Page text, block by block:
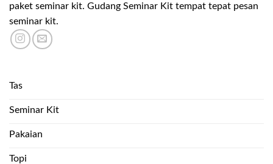
paket seminar kit. Gudang Seminar Kit tempat tepat pesan
seminar kit.
Tas
Seminar Kit
Pakaian
Topi